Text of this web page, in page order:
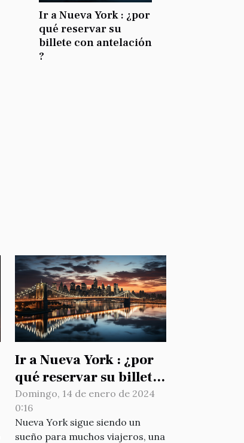
Ir a Nueva York : ¿por
qué reservar su
billete con antelación
?
Ir a Nueva York : ¿por
qué reservar su billete
con antelación ?
Domingo, 14 de enero de 2024
0:16
Nueva York sigue siendo un
sueño para muchos viajeros, una